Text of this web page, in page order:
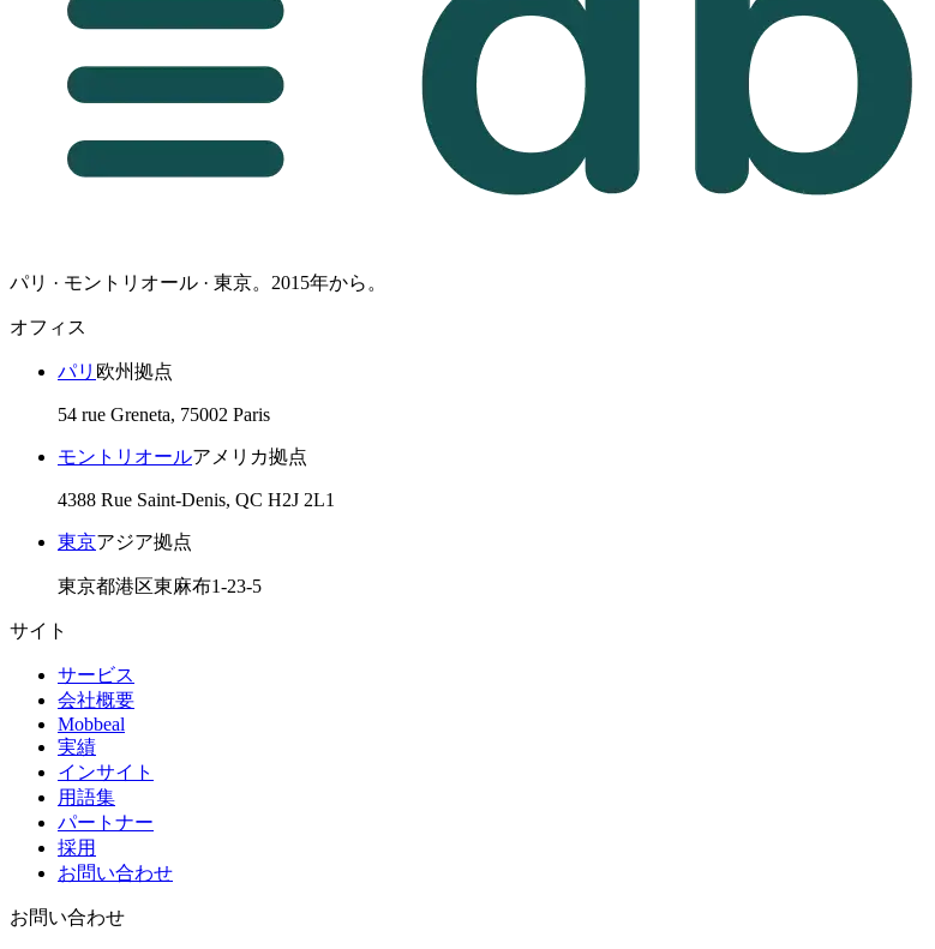
パリ · モントリオール · 東京。2015年から。
オフィス
パリ 欧州拠点
54 rue Greneta, 75002 Paris
モントリオールアメリカ拠点
4388 Rue Saint-Denis, QC H2J 2L1
東京アジア拠点
東京都港区東麻布1-23-5
サイト
サービス
会社概要
Mobbeal
実績
インサイト
用語集
パートナー
採用
お問い合わせ
お問い合わせ